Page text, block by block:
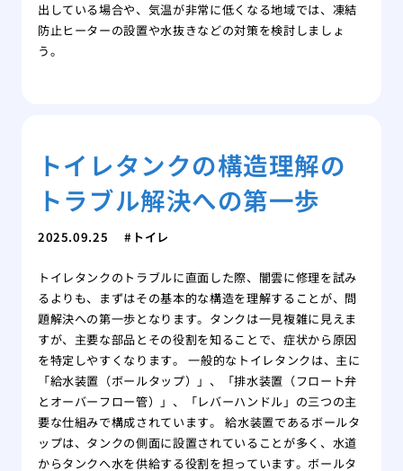
出している場合や、気温が非常に低くなる地域では、凍結
防止ヒーターの設置や水抜きなどの対策を検討しましょ
う。
トイレタンクの構造理解の
トラブル解決への第一歩
2025.09.25 トイレ
トイレタンクのトラブルに直面した際、闇雲に修理を試み
るよりも、まずはその基本的な構造を理解することが、問
題解決への第一歩となります。タンクは一見複雑に見えま
すが、主要な部品とその役割を知ることで、症状から原因
を特定しやすくなります。 一般的なトイレタンクは、主に
「給水装置（ボールタップ）」、「排水装置（フロート弁
とオーバーフロー管）」、「レバーハンドル」の三つの主
要な仕組みで構成されています。 給水装置であるボールタ
ップは、タンクの側面に設置されていることが多く、水道
からタンクへ水を供給する役割を担っています。ボールタ